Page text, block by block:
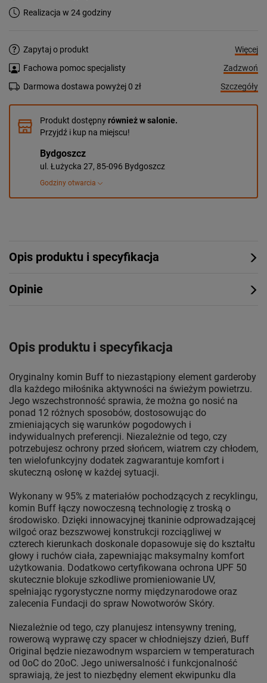
Realizacja w 24 godziny
Zapytaj o produkt
Więcej
Fachowa pomoc specjalisty
Zadzwoń
Darmowa dostawa powyżej 0 zł
Szczegóły
Produkt dostępnyrównież w salonie.
Przyjdź i kup na miejscu!
Bydgoszcz
ul. Łużycka 27, 85-096 Bydgoszcz
Godziny otwarcia
Opis produktu i specyfikacja
Opinie
Opis produktu i specyfikacja
Oryginalny komin Buff to niezastąpiony element garderoby
dla każdego miłośnika aktywności na świeżym powietrzu.
Jego wszechstronność sprawia, że można go nosić na
ponad 12 różnych sposobów, dostosowując do
zmieniających się warunków pogodowych i
indywidualnych preferencji. Niezależnie od tego, czy
potrzebujesz ochrony przed słońcem, wiatrem czy chłodem,
ten wielofunkcyjny dodatek zagwarantuje komfort i
skuteczną osłonę w każdej sytuacji.
Wykonany w 95% z materiałów pochodzących z recyklingu,
komin Buff łączy nowoczesną technologię z troską o
środowisko. Dzięki innowacyjnej tkaninie odprowadzającej
wilgoć oraz bezszwowej konstrukcji rozciągliwej w
czterech kierunkach doskonale dopasowuje się do kształtu
głowy i ruchów ciała, zapewniając maksymalny komfort
użytkowania. Dodatkowo certyfikowana ochrona UPF 50
skutecznie blokuje szkodliwe promieniowanie UV,
spełniając rygorystyczne normy międzynarodowe oraz
zalecenia Fundacji do spraw Nowotworów Skóry.
Niezależnie od tego, czy planujesz intensywny trening,
rowerową wyprawę czy spacer w chłodniejszy dzień, Buff
Original będzie niezawodnym wsparciem w temperaturach
od 0oC do 20oC. Jego uniwersalność i funkcjonalność
sprawiają, że jest to niezbędny element ekwipunku dla